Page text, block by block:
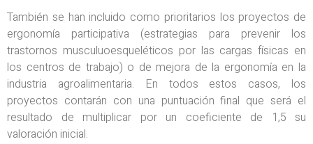
También se han incluido como prioritarios los proyectos de
ergonomía participativa (estrategias para prevenir los
trastornos musculuoesqueléticos por las cargas físicas en
los centros de trabajo) o de mejora de la ergonomía en la
industria agroalimentaria. En todos estos casos, los
proyectos contarán con una puntuación final que será el
resultado de multiplicar por un coeficiente de 1,5 su
valoración inicial.